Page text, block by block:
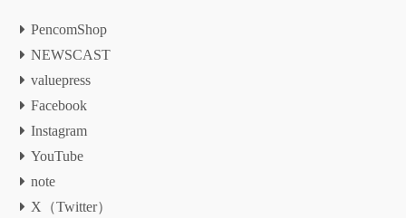
PencomShop
NEWSCAST
valuepress
Facebook
Instagram
YouTube
note
X（Twitter）